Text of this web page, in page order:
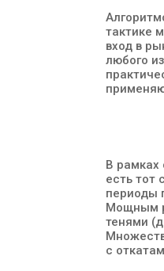
тактике
вход в
любого
В рамках
есть тот
периоды
Мощным
тенями
с